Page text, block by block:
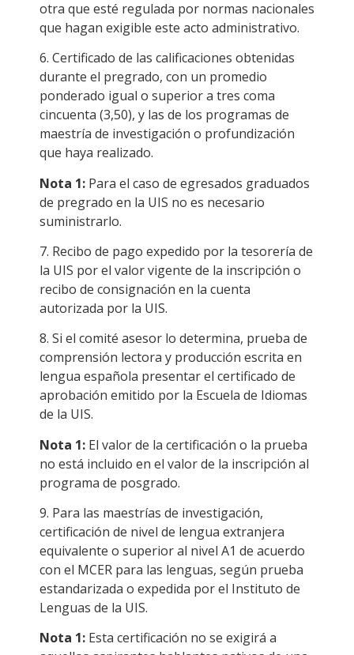
otra que esté regulada por normas nacionales
que hagan exigible este acto administrativo.
6. Certificado de las calificaciones obtenidas
durante el pregrado, con un promedio
ponderado igual o superior a tres coma
cincuenta (3,50), y las de los programas de
maestría de investigación o profundización
que haya realizado.
Nota 1: Para el caso de egresados graduados
de pregrado en la UIS no es necesario
suministrarlo.
7. Recibo de pago expedido por la tesorería de
la UIS por el valor vigente de la inscripción o
recibo de consignación en la cuenta
autorizada por la UIS.
8. Si el comité asesor lo determina, prueba de
comprensión lectora y producción escrita en
lengua española presentar el certificado de
aprobación emitido por la Escuela de Idiomas
de la UIS.
Nota 1: El valor de la certificación o la prueba
no está incluido en el valor de la inscripción al
programa de posgrado.
9. Para las maestrías de investigación,
certificación de nivel de lengua extranjera
equivalente o superior al nivel A1 de acuerdo
con el MCER para las lenguas, según prueba
estandarizada o expedida por el Instituto de
Lenguas de la UIS.
Nota 1: Esta certificación no se exigirá a